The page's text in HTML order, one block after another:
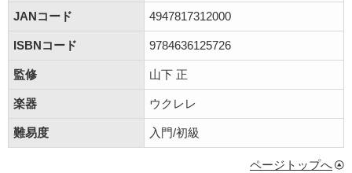
JANコード 4947817312000
ISBNコード 9784636125726
監修 山下 正
楽器 ウクレレ
難易度 入門/初級
ページトップへ